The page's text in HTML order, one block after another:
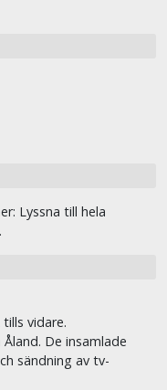
Lyssna till hela
tills vidare.
De insamlade
sändning av tv-